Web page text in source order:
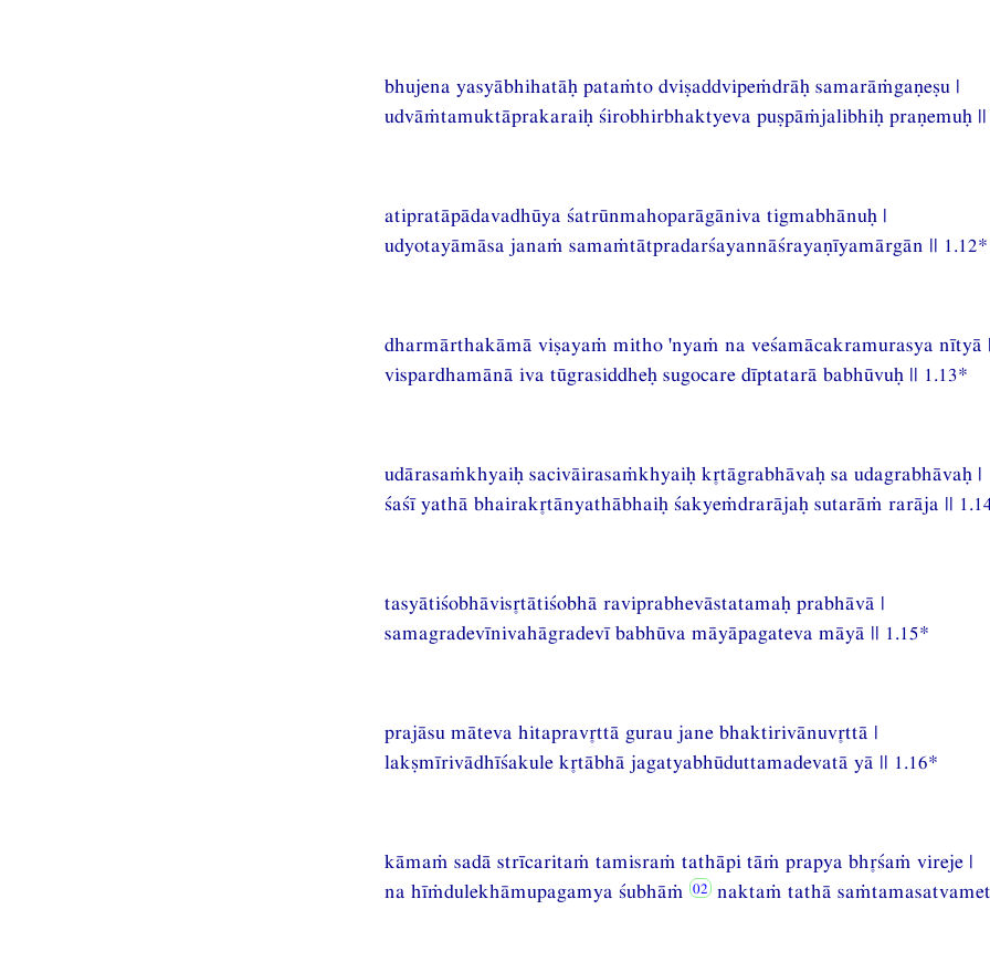
bhujena yasyābhihatāḥ pataṁto dviṣaddvipeṁdrāḥ samarāṁgaṇeṣu |
udvāṁtamuktāprakaraiḥ śirobhirbhaktyeva puṣpāṁjalibhiḥ praṇemuḥ
atipratāpādavadhūya śatrūnmahoparāgāniva tigmabhānuḥ |
udyotayāmāsa janaṁ samaṁtātpradarśayannāśrayaṇīyamārgān || 1.12*
dharmārthakāmā viṣayaṁ mitho 'nyaṁ na veśamācakramurasya nītyā
vispardhamānā iva tūgrasiddheḥ sugocare dīptatarā babhūvuḥ || 1.13*
udārasaṁkhyaiḥ sacivāirasaṁkhyaiḥ ktāgrabhāvaḥ sa udagrabhāvaḥ |
śaśī yathā bhairaktānyathābhaiḥ śakyeṁdrarājaḥ sutarāṁ rarāja ||
tasyātiśobhāvistātiśobhā raviprabhevāstatamaḥ prabhāvā |
samagradevīnivahāgradevī babhūva māyāpagateva māyā || 1.15*
prajāsu māteva hitapravttā gurau jane bhaktirivānuvttā |
lakṣmīrivādhīśakule ktābhā jagatyabhūduttamadevatā yā || 1.16*
kāmaṁ sadā strīcaritaṁ tamisraṁ tathāpi tāṁ prapya bhśaṁ vireje |
na hīṁdulekhāmupagamya śubhāṁ
naktaṁ tathā